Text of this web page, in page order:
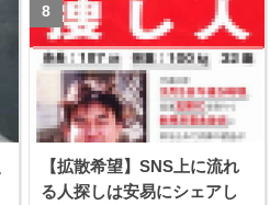
【拡散希望】SNS上に流れ
る人探しは安易にシェアし